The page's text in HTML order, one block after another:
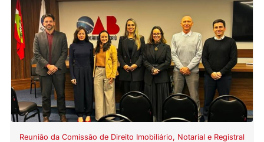
Reunião da Comissão de Direito Imobiliário, Notarial e Registral